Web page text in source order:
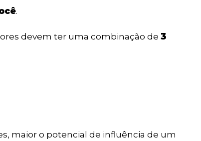
.
devem ter uma combinação de3
maior o potencial de influência de um